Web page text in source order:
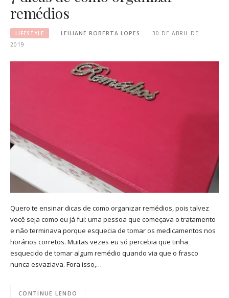
remédios
LIFESTYLE LEILIANE ROBERTA LOPES
30 DE ABRIL DE
2019
Quero te ensinar dicas de como organizar remédios, pois talvez
você seja como eu já fui: uma pessoa que começava o tratamento
e não terminava porque esquecia de tomar os medicamentos nos
horários corretos. Muitas vezes eu só percebia que tinha
esquecido de tomar algum remédio quando via que o frasco
nunca esvaziava. Fora isso,…
CONTINUE LENDO